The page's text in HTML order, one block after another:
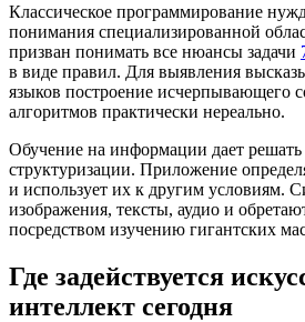
Классическое программирование
понимания специализированной
призван понимать все нюансы задачи
в виде правил. Для выявления
языков построение исчерпывающего
алгоритмов практически нереально.
Обучение на информации дает
структуризации. Приложение
и использует их к другим условиям.
изображения, тексты, аудио и
посредством изучению гигантских
Где задействуется
интеллект сегодня